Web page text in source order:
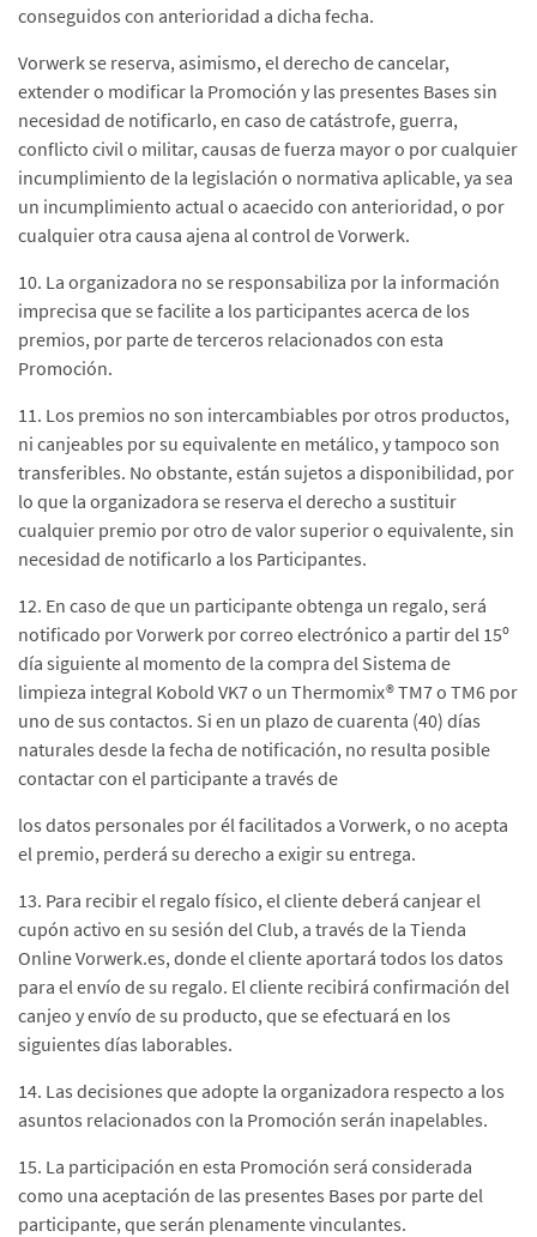
conseguidos con anterioridad a dicha fecha.
Vorwerk se reserva, asimismo, el derecho de cancelar,
extender o modificar la Promoción y las presentes Bases sin
necesidad de notificarlo, en caso de catástrofe, guerra,
conflicto civil o militar, causas de fuerza mayor o por cualquier
incumplimiento de la legislación o normativa aplicable, ya sea
un incumplimiento actual o acaecido con anterioridad, o por
cualquier otra causa ajena al control de Vorwerk.
10. La organizadora no se responsabiliza por la información
imprecisa que se facilite a los participantes acerca de los
premios, por parte de terceros relacionados con esta
Promoción.
11. Los premios no son intercambiables por otros productos,
ni canjeables por su equivalente en metálico, y tampoco son
transferibles. No obstante, están sujetos a disponibilidad, por
lo que la organizadora se reserva el derecho a sustituir
cualquier premio por otro de valor superior o equivalente, sin
necesidad de notificarlo a los Participantes.
12. En caso de que un participante obtenga un regalo, será
notificado por Vorwerk por correo electrónico a partir del 15º
día siguiente al momento de la compra del Sistema de
limpieza integral Kobold VK7 o un Thermomix® TM7 o TM6 por
uno de sus contactos. Si en un plazo de cuarenta (40) días
naturales desde la fecha de notificación, no resulta posible
contactar con el participante a través de
los datos personales por él facilitados a Vorwerk, o no acepta
el premio, perderá su derecho a exigir su entrega.
13. Para recibir el regalo físico, el cliente deberá canjear el
cupón activo en su sesión del Club, a través de la Tienda
Online Vorwerk.es, donde el cliente aportará todos los datos
para el envío de su regalo. El cliente recibirá confirmación del
canjeo y envío de su producto, que se efectuará en los
siguientes días laborables.
14. Las decisiones que adopte la organizadora respecto a los
asuntos relacionados con la Promoción serán inapelables.
15. La participación en esta Promoción será considerada
como una aceptación de las presentes Bases por parte del
participante, que serán plenamente vinculantes.